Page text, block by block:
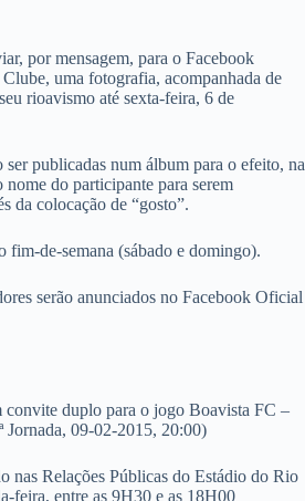
por mensagem, para o Facebook
uma fotografia, acompanhada de
rioavismo até sexta-feira, 6 de
publicadas num álbum para o efeito, na
nome do participante para serem
da colocação de “gosto”.
fim-de-semana (sábado e domingo).
serão anunciados no Facebook Oficial
convite duplo para o jogo Boavista FC –
09-02-2015, 20:00)
nas Relações Públicas do Estádio do Rio
feira, entre as 9H30 e as 18H00